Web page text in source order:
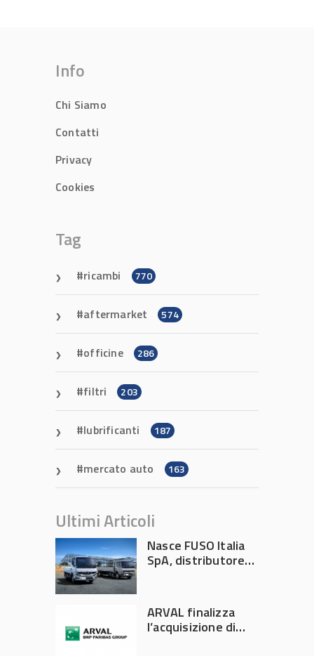
Info
Chi Siamo
Contatti
Privacy
Cookies
Tag
ricambi 770
aftermarket 574
officine 286
filtri 203
lubrificanti 187
mercato auto 163
Ultimi Articoli
Nasce FUSO Italia
SpA, distributore
ARVAL finalizza
l’acquisizione di